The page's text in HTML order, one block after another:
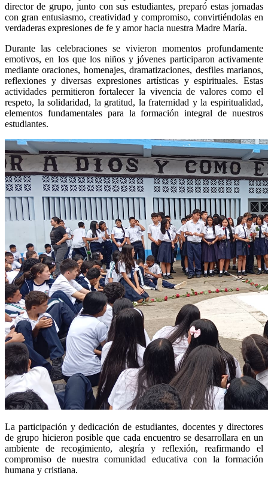
director de grupo, junto con sus estudiantes, preparó estas jornadas
con gran entusiasmo, creatividad y compromiso, convirtiéndolas en
verdaderas expresiones de fe y amor hacia nuestra Madre María.
Durante las celebraciones se vivieron momentos profundamente
emotivos, en los que los niños y jóvenes participaron activamente
mediante oraciones, homenajes, dramatizaciones, desfiles marianos,
reflexiones y diversas expresiones artísticas y espirituales. Estas
actividades permitieron fortalecer la vivencia de valores como el
respeto, la solidaridad, la gratitud, la fraternidad y la espiritualidad,
elementos fundamentales para la formación integral de nuestros
estudiantes.
La participación y dedicación de estudiantes, docentes y directores
de grupo hicieron posible que cada encuentro se desarrollara en un
ambiente de recogimiento, alegría y reflexión, reafirmando el
compromiso de nuestra comunidad educativa con la formación
humana y cristiana.